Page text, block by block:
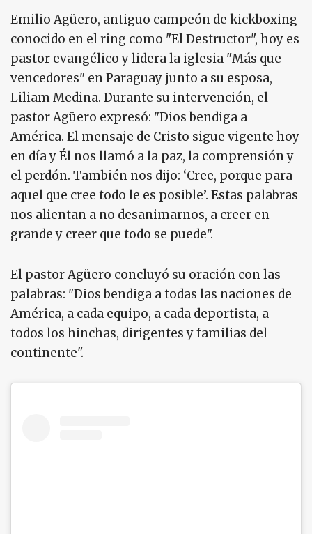
Emilio Agüero, antiguo campeón de kickboxing
conocido en el ring como "El Destructor", hoy es
pastor evangélico y lidera la iglesia "Más que
vencedores" en Paraguay junto a su esposa,
Liliam Medina. Durante su intervención, el
pastor Agüero expresó: "Dios bendiga a
América. El mensaje de Cristo sigue vigente hoy
en día y Él nos llamó a la paz, la comprensión y
el perdón. También nos dijo: ‘Cree, porque para
aquel que cree todo le es posible’. Estas palabras
nos alientan a no desanimarnos, a creer en
grande y creer que todo se puede".
El pastor Agüero concluyó su oración con las
palabras: "Dios bendiga a todas las naciones de
América, a cada equipo, a cada deportista, a
todos los hinchas, dirigentes y familias del
continente".